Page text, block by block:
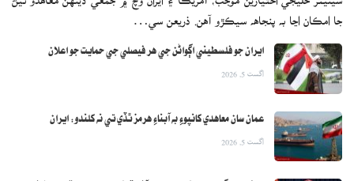
جا امڪان اڃا به پنجاهه سيڪڙو آهن. ذريعن سي…
ايران جو فلسطيني اڳواڻن جي هر فيصلي جي حمايت جو اعلان
اگست 5, 2026
عمان سان معاهدي کانپوءِ به آبناءِ هرمز ٿڏي تي نه کلندو: ايران
اگست 5, 2026